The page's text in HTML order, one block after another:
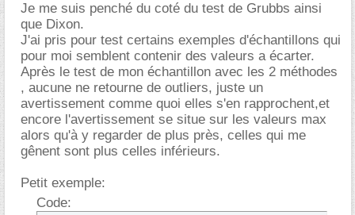
Je me suis penché du coté du test de Grubbs ainsi
que Dixon.
J'ai pris pour test certains exemples d'échantillons qui
pour moi semblent contenir des valeurs a écarter.
Après le test de mon échantillon avec les 2 méthodes
, aucune ne retourne de outliers, juste un
avertissement comme quoi elles s'en rapprochent,et
encore l'avertissement se situe sur les valeurs max
alors qu'à y regarder de plus près, celles qui me
gênent sont plus celles inférieurs.
Petit exemple:
Code: